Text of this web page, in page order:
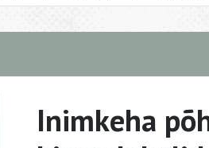
Inimkeha